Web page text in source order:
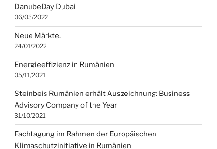
DanubeDay Dubai
06/03/2022
Neue Märkte.
24/01/2022
Energieeffizienz in Rumänien
05/11/2021
Steinbeis Rumänien erhält Auszeichnung: Business
Advisory Company of the Year
31/10/2021
Fachtagung im Rahmen der Europäischen
Klimaschutzinitiative in Rumänien